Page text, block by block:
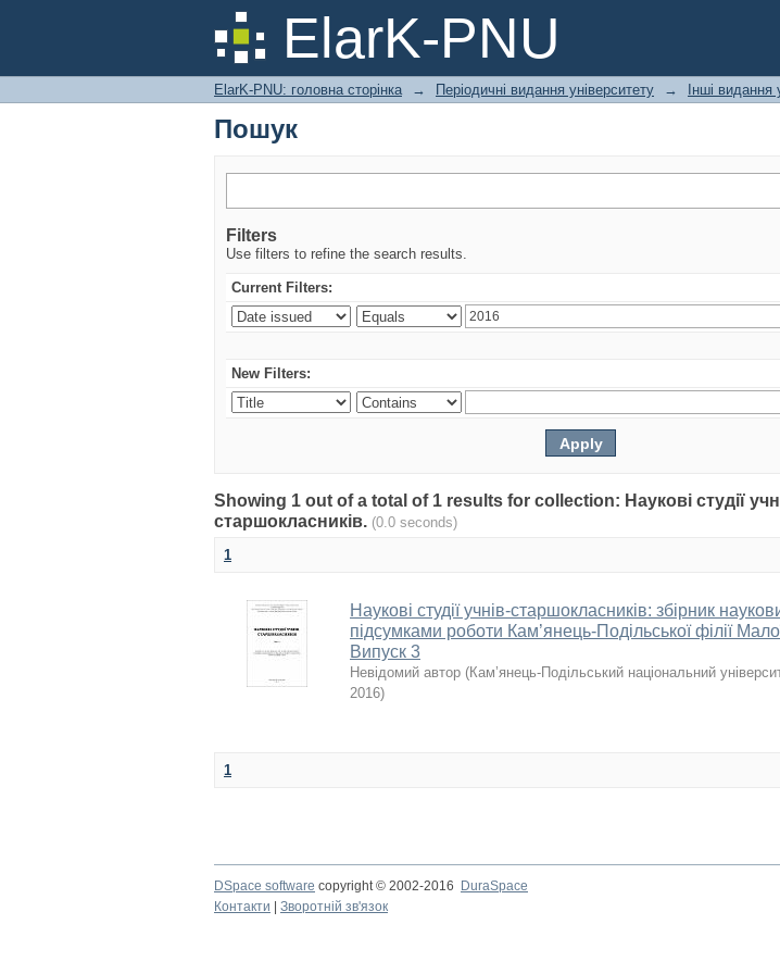
ElarK-PNU
Пошук
ElarK-PNU: головна сторінка → Періодичні видання університету → Інші видання
Пошук
Filters
Use filters to refine the search results.
Current Filters:
New Filters:
Showing 1 out of a total of 1 results for collection: Наукові студії
старшокласників. (0.0 seconds)
1
Наукові студії учнів-старшокласників: збірник
підсумками роботи Кам’янець-Подільської філії
Випуск 3
Невідомий автор (Кам’янець-Подільський національний
2016)
1
DSpace software copyright © 2002-2016 DuraSpace
Контакти
Зворотній зв'язок